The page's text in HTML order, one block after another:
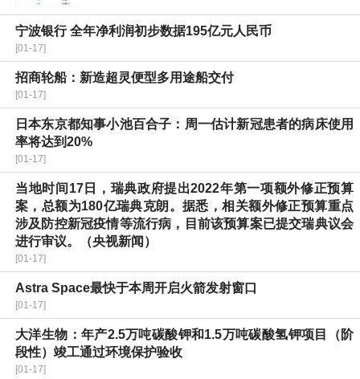
宁波银行 全年净利润初步数据195亿元人民币
[01-17]
招商轮船：新造超灵便型多用途船交付
[01-17]
日本东京都知事小池百合子：周一估计新冠患者的病床使用
率将达到20%
[01-17]
当地时间17日，瑞典政府提出2022年第一项额外修正预算
案，总额为180亿瑞典克朗。据悉，相关额外修正预算重点
涉及防控新冠疫情等流行病，目前该预算案已提交瑞典议会
进行审议。（央视新闻）
[01-17]
Astra Space最快于本周开启火箭发射窗口
[01-17]
大洋生物：年产2.5万吨碳酸钾和1.5万吨碳酸氢钾项目（阶
段性）竣工通过环境保护验收
[01-17]